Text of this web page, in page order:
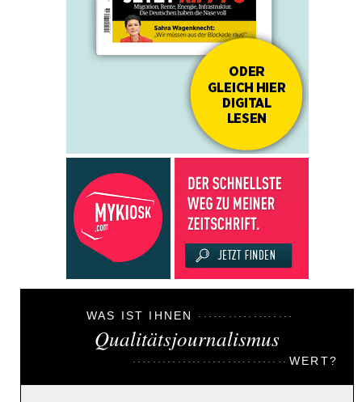
WAS IST IHNEN
Qualitätsjournalismus
WERT?